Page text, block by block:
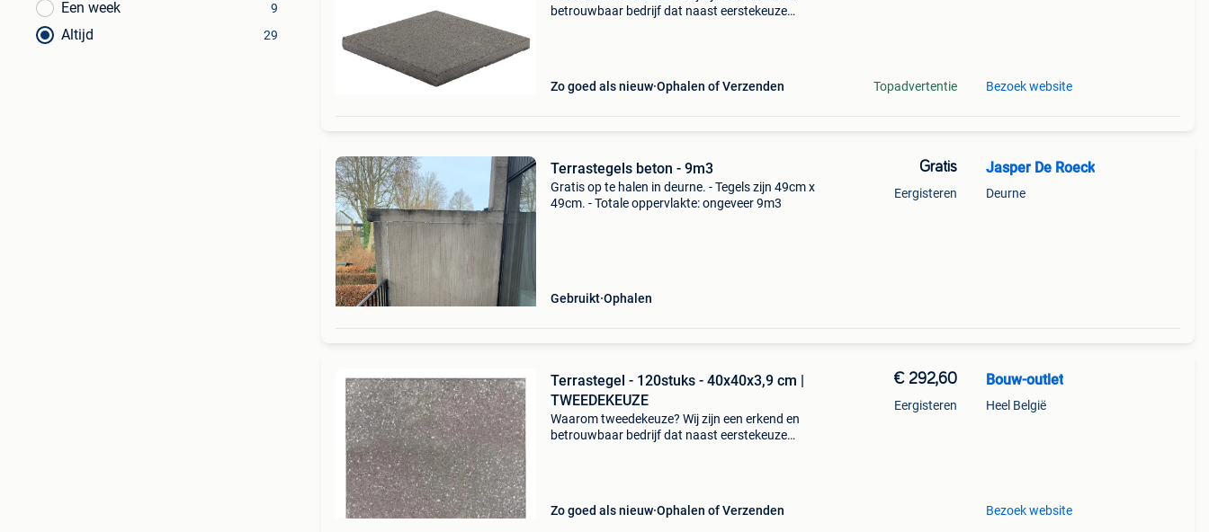
Een week 9
Altijd 29
betrouwbaar bedrijf dat naast eerstekeuze
Zo goed als nieuw Ophalen of Verzenden Topadvertentie Bezoek website
Terrastegels beton - 9m3
Gratis op te halen in deurne. - Tegels zijn 49cm x
49cm. - Totale oppervlakte: ongeveer 9m3
Gebruikt Ophalen
Gratis
Eergisteren
Jasper De Roeck
Deurne
Terrastegel - 120stuks - 40x40x3,9 cm |
TWEEDEKEUZE
Waarom tweedekeuze? Wij zijn een erkend en
betrouwbaar bedrijf dat naast eerstekeuze
Zo goed als nieuw Ophalen of Verzenden
€ 292,60
Eergisteren
Bouw-outlet
Heel België
Bezoek website